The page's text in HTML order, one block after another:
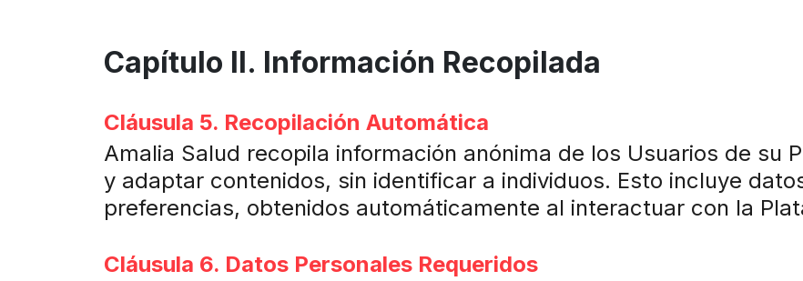
Capítulo II. Información Recopilada
Cláusula 5. Recopilación Automática
Amalia Salud recopila información anónima de los Usuarios de su
y adaptar contenidos, sin identificar a individuos. Esto incluye
preferencias, obtenidos automáticamente al interactuar con la
Cláusula 6. Datos Personales Requeridos